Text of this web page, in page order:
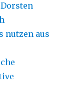
nutzen aus